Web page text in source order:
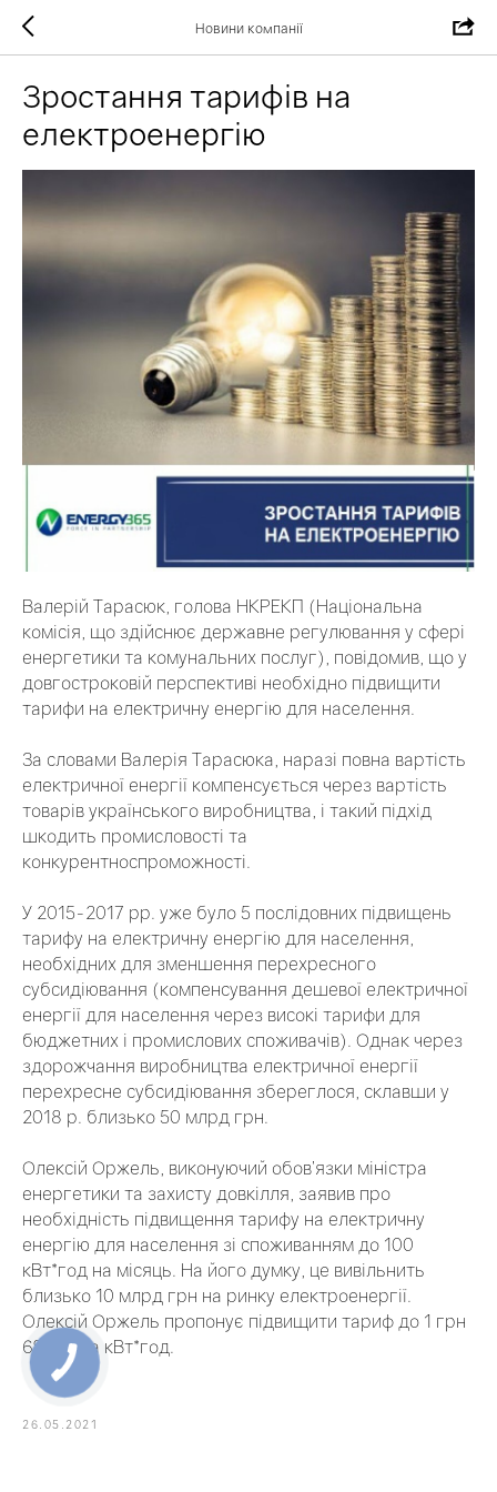
Новини компанії
Зростання тарифів на
електроенергію
Валерій Тарасюк, голова НКРЕКП (Національна
комісія, що здійснює державне регулювання у сфері
енергетики та комунальних послуг), повідомив, що у
довгостроковій перспективі необхідно підвищити
тарифи на електричну енергію для населення.
За словами Валерія Тарасюка, наразі повна вартість
електричної енергії компенсується через вартість
товарів українського виробництва, і такий підхід
шкодить промисловості та
конкурентноспроможності.
У 2015-2017 рр. уже було 5 послідовних підвищень
тарифу на електричну енергію для населення,
необхідних для зменшення перехресного
субсидіювання (компенсування дешевої електричної
енергії для населення через високі тарифи для
бюджетних і промислових споживачів). Однак через
здорожчання виробництва електричної енергії
перехресне субсидіювання збереглося, склавши у
2018 р. близько 50 млрд грн.
Олексій Оржель, виконуючий обов’язки міністра
енергетики та захисту довкілля, заявив про
необхідність підвищення тарифу на електричну
енергію для населення зі споживанням до 100
кВт*год на місяць. На його думку, це вивільнить
близько 10 млрд грн на ринку електроенергії.
Олексій Оржель пропонує підвищити тариф до 1 грн
68 коп за кВт*год.
26.05.2021